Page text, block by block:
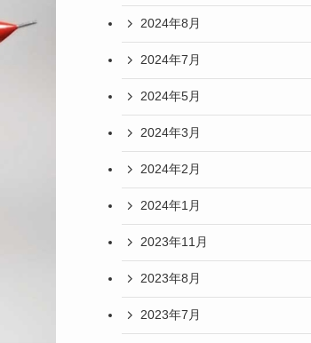
2024年8月
2024年7月
2024年5月
2024年3月
2024年2月
2024年1月
2023年11月
2023年8月
2023年7月